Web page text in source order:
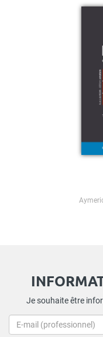
Je souhaite être